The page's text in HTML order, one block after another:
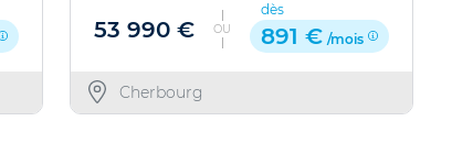
53 990 € OU
dès
891 € /mois
Cherbourg